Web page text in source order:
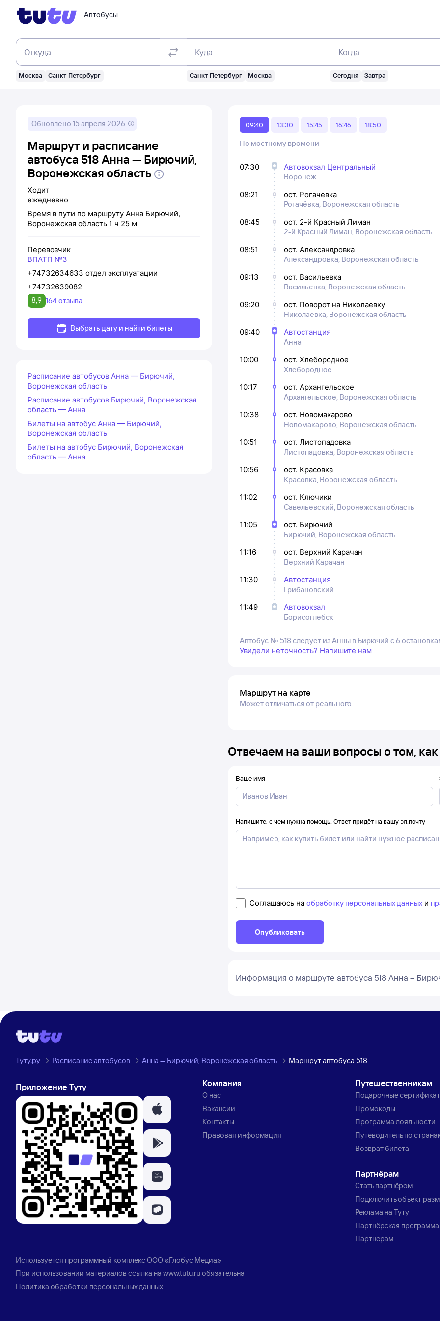
Автобусы
Откуда
Москва Санкт-Петербург
Куда
Санкт-Петербург Москва
Когда
Сегодня Завтра
Обновлено 15 апреля 2026
Маршрут и расписание
автобуса 518 Анна — Бирючий,
Воронежская область
Ходит
ежедневно
Время в пути по маршруту Анна Бирючий,
Воронежская область 1 ч 25 м
Перевозчик
ВПАТП №3
+74732634633 отдел эксплуатации
+74732639082
8,9 164 отзыва
Выбрать дату и найти билеты
09:40 13:30 15:45 16:46 18:50
По местному времени
07:30
Автовокзал Центральный
Воронеж
08:21
ост. Рогачевка
Рогачёвка, Воронежская область
08:45
ост. 2-й Красный Лиман
2-й Красный Лиман, Воронежская область
08:51
ост. Александровка
Александровка, Воронежская область
09:13
ост. Васильевка
Васильевка, Воронежская область
09:20
ост. Поворот на Николаевку
Николаевка, Воронежская область
09:40
Автостанция
Анна
10:00
ост. Хлебородное
Хлебородное
10:17
ост. Архангельское
Архангельское, Воронежская область
10:38
ост. Новомакарово
Новомакарово, Воронежская область
10:51
ост. Листопадовка
Листопадовка, Воронежская область
10:56
ост. Красовка
Красовка, Воронежская область
11:02
ост. Ключики
Савельевский, Воронежская область
11:05
ост. Бирючий
Бирючий, Воронежская область
11:16
ост. Верхний Карачан
Верхний Карачан
11:30
Автостанция
Грибановский
11:49
Автовокзал
Борисоглебск
Автобус № 518 следует из Анны в Бирючий с 6
Увидели неточность? Напишите нам
Маршрут на карте
Может отличаться от реального
Отвечаем на ваши вопросы о том, как
Ваше имя
Напишите, с чем нужна помощь. Ответ придёт на вашу эл.почту
Соглашаюсь на обработку персональных данных и
Опубликовать
Информация о маршруте автобуса 518 Анна –
Расписание автобусов Анна — Бирючий,
Воронежская область
Расписание автобусов Бирючий, Воронежская
область — Анна
Билеты на автобус Анна — Бирючий,
Воронежская область
Билеты на автобус Бирючий, Воронежская
область — Анна
Туту.ру Расписание автобусов Анна — Бирючий, Воронежская область Маршрут автобуса 518
Приложение Туту Компания
О нас
Вакансии
Контакты
Правовая информация
Путешественникам
Подарочные
Промокоды
Программа лояльности
Путеводитель по
Возврат билета
Партнёрам
Стать партнёром
Подключить объект
Реклама на Туту
Партнёрская программа
Партнерам
Используется программный комплексООО «Глобус Медиа»
При использовании материалов ссылка на www.tutu.ruобязательна
Политика обработки персональных данных